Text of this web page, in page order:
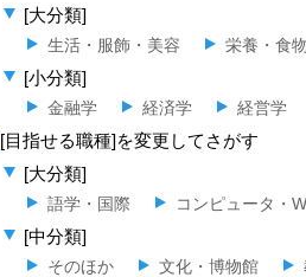
[大分類]
生活・服飾・美容 栄養・食
[小分類]
金融学 経済学 経営学
[目指せる職種]を変更してさがす
[大分類]
語学・国際 コンピュータ・
[中分類]
そのほか 文化・博物館